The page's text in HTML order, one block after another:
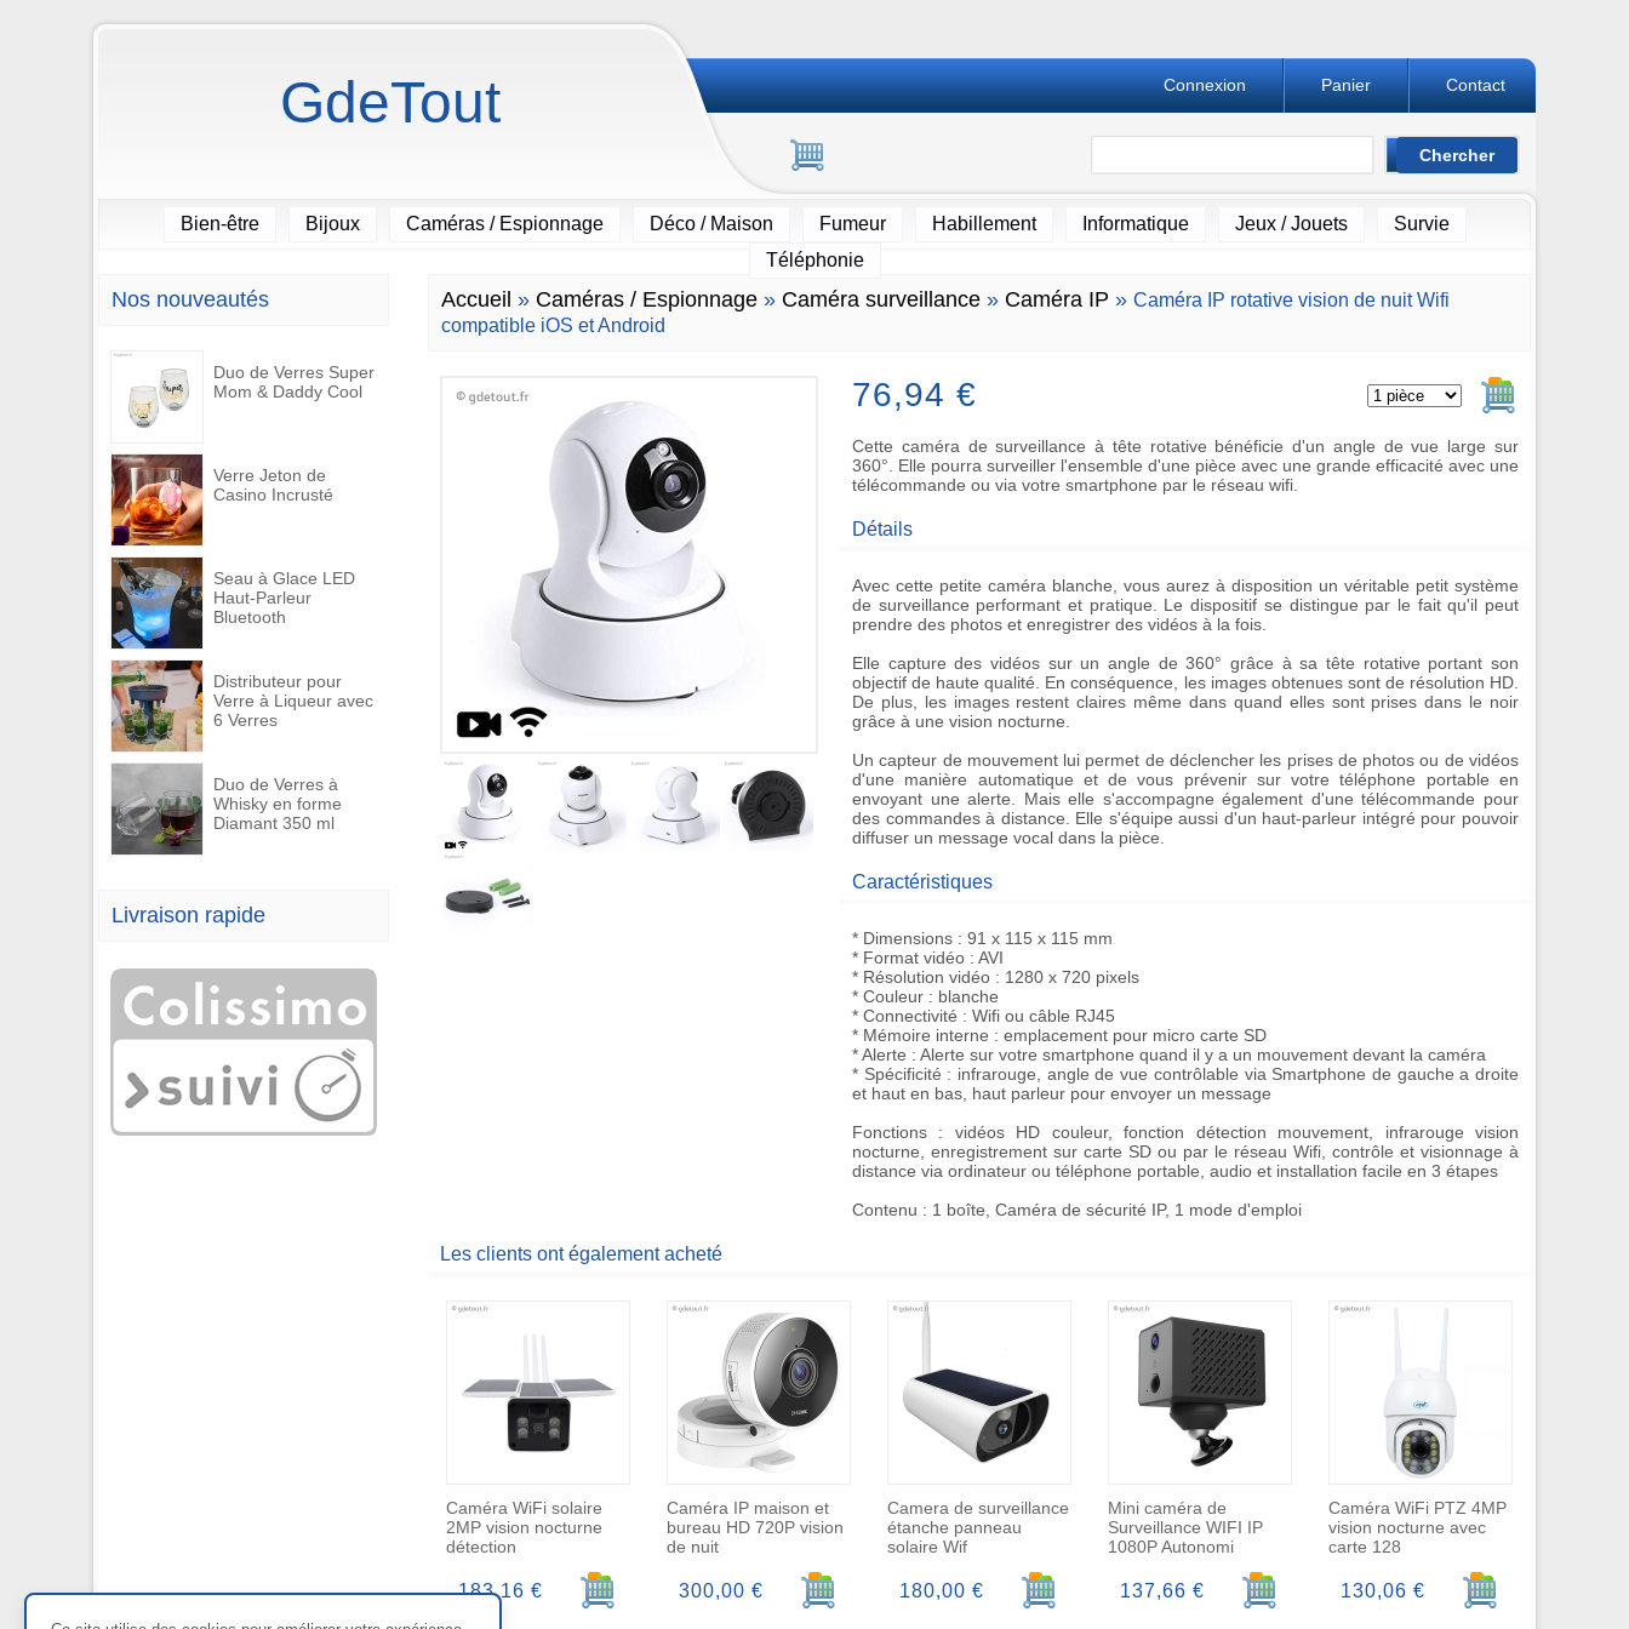
GdeTout Contact
Panier
Connexion
Bien-être Bijoux Caméras / Espionnage Déco / Maison Fumeur Habillement Informatique Jeux / Jouets
Survie
Téléphonie
Nos nouveautés
Duo de Verres Super
Mom & Daddy Cool
Verre Jeton de
Casino Incrusté
Seau à Glace LED
Haut-Parleur
Bluetooth
Distributeur pour
Verre à Liqueur avec
6 Verres
Duo de Verres à
Whisky en forme
Diamant 350 ml
Livraison rapide
Accueil » Caméras / Espionnage » Caméra surveillance » Caméra IP » Caméra IP rotative vision de nuit Wifi
compatible iOS et Android
76,94 €
Cette caméra de surveillance à tête rotative bénéficie d'un angle de vue large sur
360°. Elle pourra surveiller l'ensemble d'une pièce avec une grande efficacité avec une
télécommande ou via votre smartphone par le réseau wifi.
Détails
Avec cette petite caméra blanche, vous aurez à disposition un véritable petit système
de surveillance performant et pratique. Le dispositif se distingue par le fait qu'il peut
prendre des photos et enregistrer des vidéos à la fois.
Elle capture des vidéos sur un angle de 360° grâce à sa tête rotative portant son
objectif de haute qualité. En conséquence, les images obtenues sont de résolution HD.
De plus, les images restent claires même dans quand elles sont prises dans le noir
grâce à une vision nocturne.
Un capteur de mouvement lui permet de déclencher les prises de photos ou de vidéos
d'une manière automatique et de vous prévenir sur votre téléphone portable en
envoyant une alerte. Mais elle s'accompagne également d'une télécommande pour
des commandes à distance. Elle s'équipe aussi d'un haut-parleur intégré pour pouvoir
diffuser un message vocal dans la pièce.
Caractéristiques
* Dimensions : 91 x 115 x 115 mm
* Format vidéo : AVI
* Résolution vidéo : 1280 x 720 pixels
* Couleur : blanche
* Connectivité : Wifi ou câble RJ45
* Mémoire interne : emplacement pour micro carte SD
* Alerte : Alerte sur votre smartphone quand il y a un mouvement devant la caméra
* Spécificité : infrarouge, angle de vue contrôlable via Smartphone de gauche a droite
et haut en bas, haut parleur pour envoyer un message
Fonctions : vidéos HD couleur, fonction détection mouvement, infrarouge vision
nocturne, enregistrement sur carte SD ou par le réseau Wifi, contrôle et visionnage à
distance via ordinateur ou téléphone portable, audio et installation facile en 3 étapes
Contenu : 1 boîte, Caméra de sécurité IP, 1 mode d'emploi
Les clients ont également acheté
Caméra WiFi solaire
2MP vision nocturne
détection
Ajouter au panier
183,16 €
Caméra IP maison et
bureau HD 720P vision
de nuit
Ajouter au panier
300,00 €
Camera de surveillance
étanche panneau
solaire Wif
Ajouter au panier
180,00 €
Mini caméra de
Surveillance WIFI IP
1080P Autonomi
Ajouter au panier
137,66 €
Caméra WiFi PTZ 4MP
vision nocturne avec
carte 128
Ajouter au panier
130,06 €